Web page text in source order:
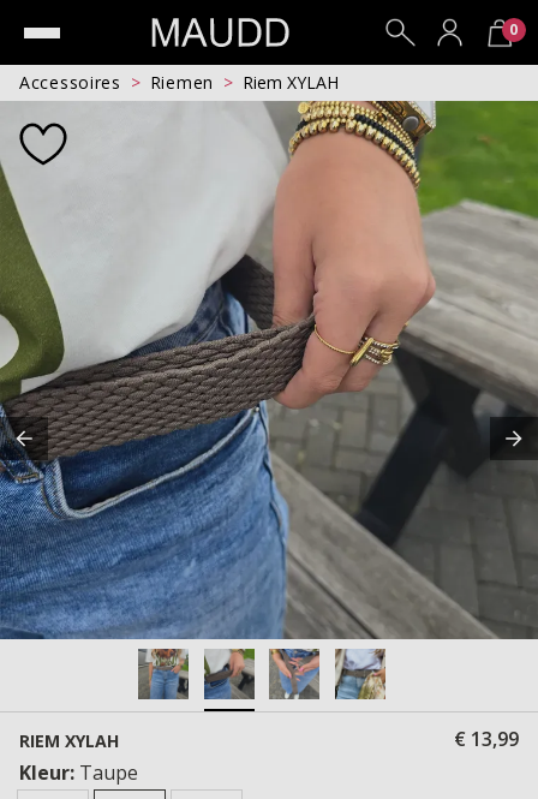
0
Accessoires Riemen Riem XYLAH
RIEM XYLAH
€ 13,99
Kleur: Taupe